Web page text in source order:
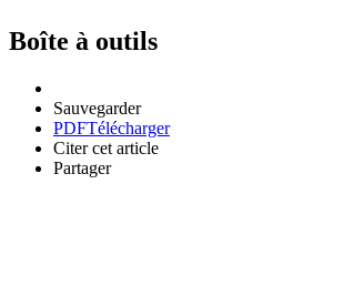
Boîte à outils
Sauvegarder
PDFTélécharger
Citer cet article
Partager